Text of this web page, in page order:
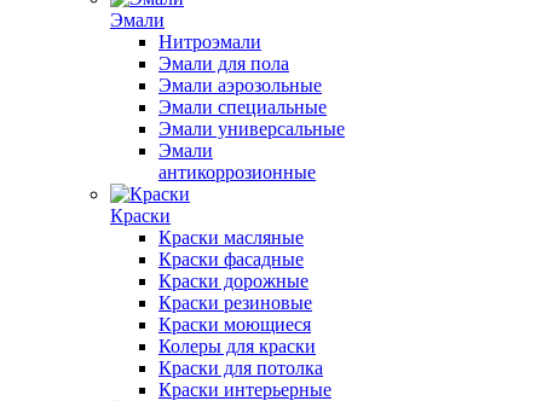
Эмали
Нитроэмали
Эмали для пола
Эмали аэрозольные
Эмали специальные
Эмали универсальные
Эмали
антикоррозионные
Краски
Краски масляные
Краски фасадные
Краски дорожные
Краски резиновые
Краски моющиеся
Колеры для краски
Краски для потолка
Краски интерьерные